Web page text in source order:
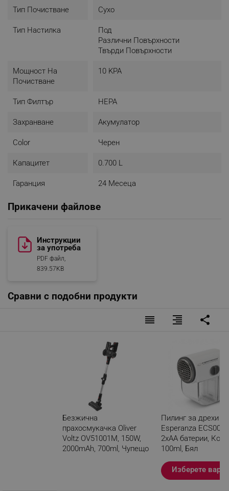
Нисък шум - висока мощност
Дизайн с нисък шум и висока всмукателна мощност
за ефективно и тихо почистване, без компромис с
Почистващ се HEPA филтър
прахови частици и алергени, осигурявайки по-чист
Тип Почистване Сухо
Тип Настилка
Под
Различни Повърхности
Твърди Повърхности
Мощност На
Почистване
10 KPA
Тип Филтър HEPA
Захранване Акумулатор
Color Черен
Капацитет 0.700 L
Гаранция 24 Месеца
Прикачени файлове
Инструкции
за употреба
PDF файл,
839.57KB
Сравни с подобни продукти
reorder format_align_right share
Безжична
прахосмукачка Oliver
Voltz OV51001M, 150W,
2000mAh, 700ml, Чупещо
Пилинг за дрехи
Esperanza
2xAA батерии,
100ml, Бял
Изберете